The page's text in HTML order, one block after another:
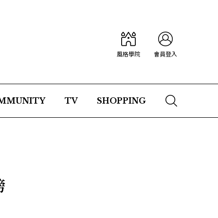
風格學院 會員登入
TV SHOPPING